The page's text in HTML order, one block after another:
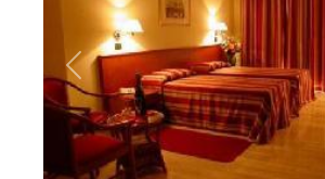
Zurück